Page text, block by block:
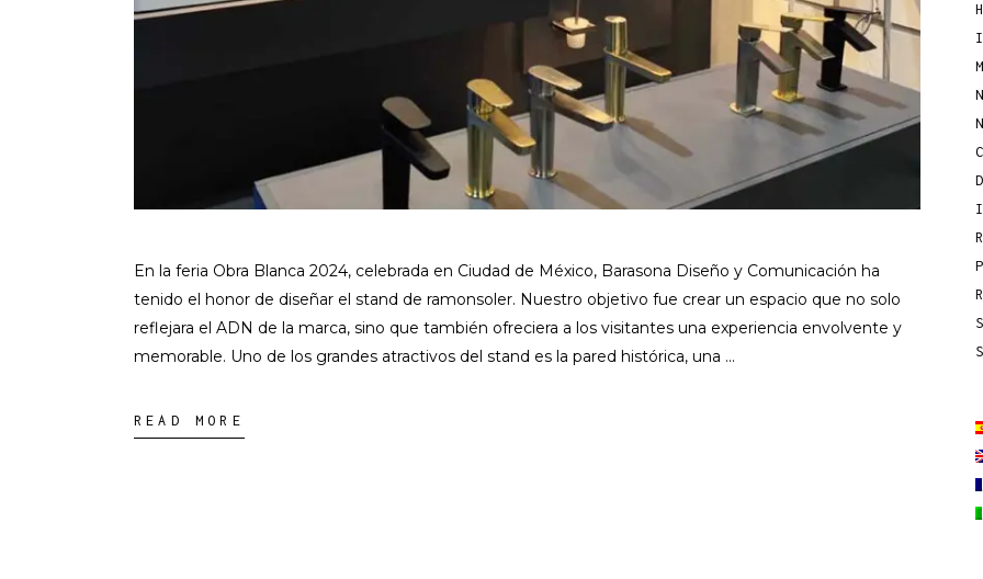
En la feria Obra Blanca 2024, celebrada en Ciudad de México, Barasona Diseño y Comunicación ha
tenido el honor de diseñar el stand de ramonsoler. Nuestro objetivo fue crear un espacio que no solo
reflejara el ADN de la marca, sino que también ofreciera a los visitantes una experiencia envolvente y
memorable. Uno de los grandes atractivos del stand es la pared histórica, una
READ MORE